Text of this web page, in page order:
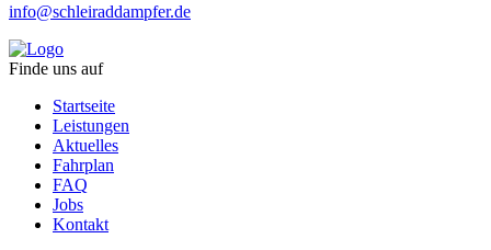
info@schleiraddampfer.de
Finde uns auf
Startseite
Leistungen
Aktuelles
Fahrplan
FAQ
Jobs
Kontakt